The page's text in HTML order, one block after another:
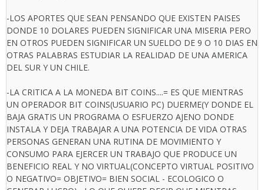
-LOS APORTES QUE SEAN PENSANDO QUE EXISTEN PAISES
DONDE 10 DOLARES PUEDEN SIGNIFICAR UNA MISERIA PERO
EN OTROS PUEDEN SIGNIFICAR UN SUELDO DE 9 O 10 DIAS EN
OTRAS PALABRAS ESTUDIAR LA REALIDAD DE UNA AMERICA
DEL SUR Y UN CHILE.
-LA CRITICA A LA MONEDA BIT COINS....= ES QUE MIENTRAS
UN OPERADOR BIT COINS(USUARIO PC) DUERME(Y DONDE EL
BAJA GRATIS UN PROGRAMA O ESFUERZO AJENO DONDE
INSTALA Y DEJA TRABAJAR A UNA POTENCIA DE VIDA OTRAS
PERSONAS GENERAN UNA RUTINA DE MOVIMIENTO Y
CONSUMO PARA EJERCER UN TRABAJO QUE PRODUCE UN
BENEFICIO REAL Y NO VIRTUAL(CONCEPTO VIRTUAL POSITIVO
O NEGATIVO= OBJETIVO= BIEN SOCIAL - ECOLOGICO O